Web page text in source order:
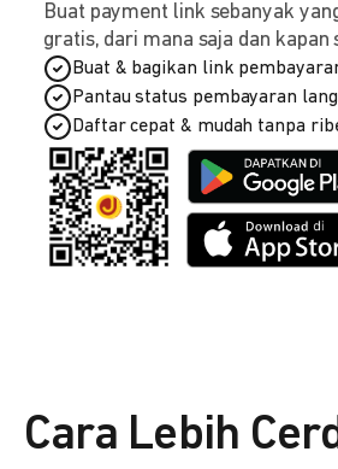
Buat payment link sebanyak
gratis, dari mana saja dan kapan
Buat & bagikan link
Pantau status pembayaran
Daftar cepat & mudah tanpa
Cara Lebih